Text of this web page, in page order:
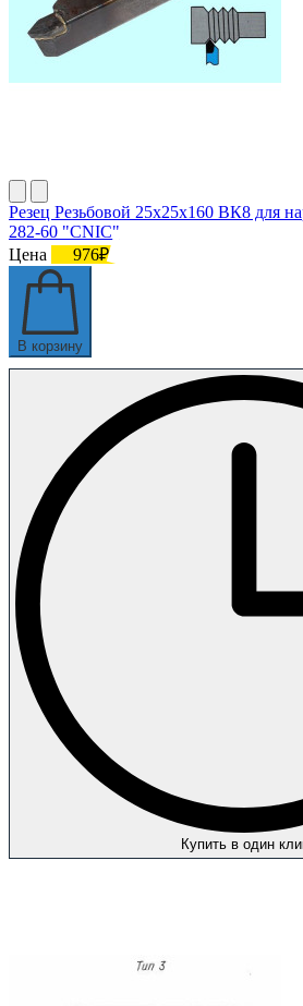
Резец Резьбовой 25х25х160 ВК8 для
282-60 "CNIC"
Цена
976₽
В корзину
Купить в один